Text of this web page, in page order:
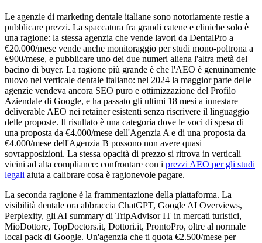
Le agenzie di marketing dentale italiane sono notoriamente restie a
pubblicare prezzi. La spaccatura fra grandi catene e cliniche solo è
una ragione: la stessa agenzia che vende lavori da DentalPro a
€20.000/mese vende anche monitoraggio per studi mono-poltrona a
€900/mese, e pubblicare uno dei due numeri aliena l'altra metà del
bacino di buyer. La ragione più grande è che l'AEO è genuinamente
nuovo nel verticale dentale italiano: nel 2024 la maggior parte delle
agenzie vendeva ancora SEO puro e ottimizzazione del Profilo
Aziendale di Google, e ha passato gli ultimi 18 mesi a innestare
deliverable AEO nei retainer esistenti senza riscrivere il linguaggio
delle proposte. Il risultato è una categoria dove le voci di spesa di
una proposta da €4.000/mese dell'Agenzia A e di una proposta da
€4.000/mese dell'Agenzia B possono non avere quasi
sovrapposizioni. La stessa opacità di prezzo si ritrova in verticali
vicini ad alta compliance: confrontare con i prezzi AEO per gli studi
legali aiuta a calibrare cosa è ragionevole pagare.
La seconda ragione è la frammentazione della piattaforma. La
visibilità dentale ora abbraccia ChatGPT, Google AI Overviews,
Perplexity, gli AI summary di TripAdvisor IT in mercati turistici,
MioDottore, TopDoctors.it, Dottori.it, ProntoPro, oltre al normale
local pack di Google. Un'agenzia che ti quota €2.500/mese per